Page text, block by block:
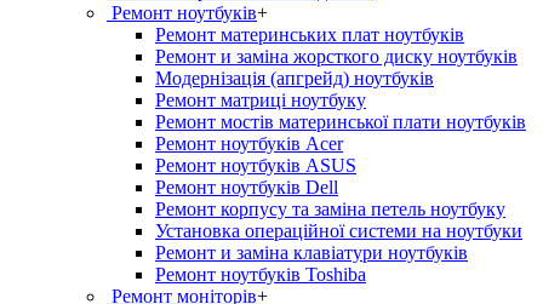
Ремонт ноутбуків+
Ремонт материнських плат ноутбуків
Ремонт и заміна жорсткого диску ноутбуків
Модернізація (апгрейд) ноутбуків
Ремонт матриці ноутбуку
Ремонт мостів материнської плати ноутбуків
Ремонт ноутбуків Acer
Ремонт ноутбуків ASUS
Ремонт ноутбуків Dell
Ремонт корпусу та заміна петель ноутбуку
Установка операційної системи на ноутбуки
Ремонт и заміна клавіатури ноутбуків
Ремонт ноутбуків Toshiba
Ремонт моніторів+